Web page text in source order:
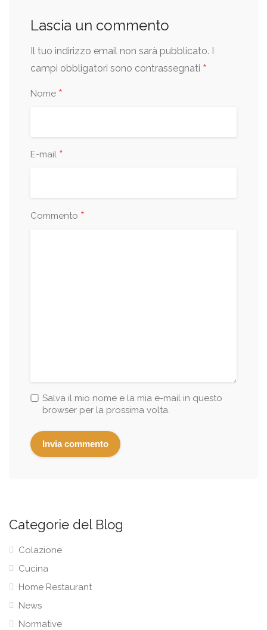
Lascia un commento
Il tuo indirizzo email non sarà pubblicato. I
campi obbligatori sono contrassegnati *
Nome *
E-mail *
Commento *
Salva il mio nome e la mia e-mail in questo
browser per la prossima volta.
Categorie del Blog
Colazione
Cucina
Home Restaurant
News
Normative